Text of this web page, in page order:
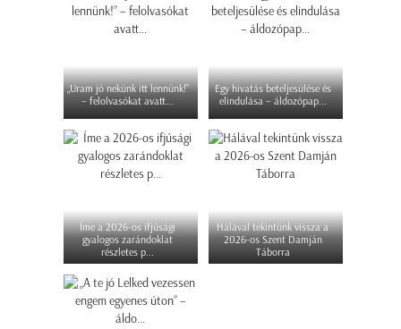
„Uram jó nekünk itt lennünk!”
– felolvasókat avatt...
Egy hivatás beteljesülése és
elindulása – áldozópap...
Íme a 2026-os ifjúsági
gyalogos zarándoklat
részletes p...
Hálával tekintünk vissza a
2026-os Szent Damján
Táborra